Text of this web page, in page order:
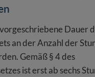
Dauer
an der Anzahl der
Gemäß § 4 des
ist erst ab sechs